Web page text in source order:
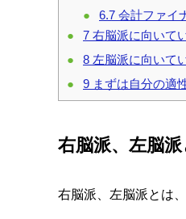
6.7 会計ファイ
7 右脳派に向いて
8 左脳派に向いて
9 まずは自分の適
右脳派、左脳派
右脳派、左脳派とは